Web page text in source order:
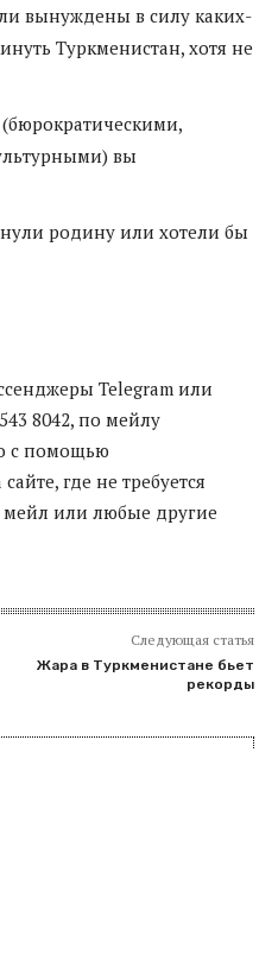
вынуждены в силу каких-
Туркменистан, хотя не
вы
родину или хотели бы
Telegram или
8042, по мейлу
с помощью
где не требуется
мейл или любые другие
Следующая статья
Жара в Туркменистане бьет
рекорды